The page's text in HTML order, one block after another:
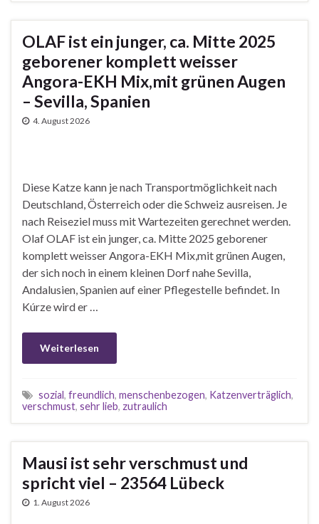
OLAF ist ein junger, ca. Mitte 2025
geborener komplett weisser
Angora-EKH Mix,mit grünen Augen
– Sevilla, Spanien
4. August 2026
Diese Katze kann je nach Transportmöglichkeit nach
Deutschland, Österreich oder die Schweiz ausreisen. Je
nach Reiseziel muss mit Wartezeiten gerechnet werden.
Olaf OLAF ist ein junger, ca. Mitte 2025 geborener
komplett weisser Angora-EKH Mix,mit grünen Augen,
der sich noch in einem kleinen Dorf nahe Sevilla,
Andalusien, Spanien auf einer Pflegestelle befindet. In
Kúrze wird er …
Weiterlesen
sozial, freundlich, menschenbezogen, Katzenverträglich,
verschmust, sehr lieb, zutraulich
Mausi ist sehr verschmust und
spricht viel – 23564 Lübeck
1. August 2026